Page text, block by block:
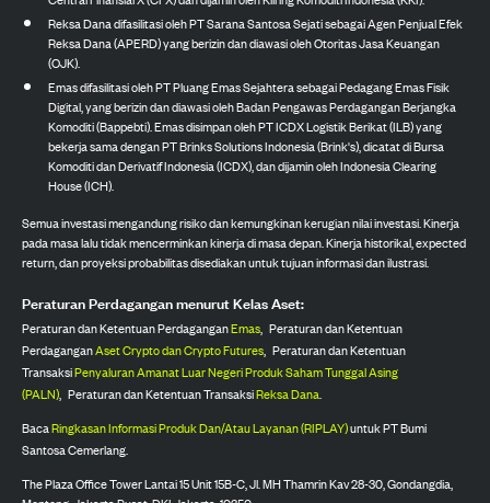
Reksa Dana difasilitasi oleh PT Sarana Santosa Sejati sebagai Agen Penjual Efek
Reksa Dana (APERD) yang berizin dan diawasi oleh Otoritas Jasa Keuangan
(OJK).
Emas difasilitasi oleh PT Pluang Emas Sejahtera sebagai Pedagang Emas Fisik
Digital, yang berizin dan diawasi oleh Badan Pengawas Perdagangan Berjangka
Komoditi (Bappebti). Emas disimpan oleh PT ICDX Logistik Berikat (ILB) yang
bekerja sama dengan PT Brinks Solutions Indonesia (Brink's), dicatat di Bursa
Komoditi dan Derivatif Indonesia (ICDX), dan dijamin oleh Indonesia Clearing
House (ICH).
Semua investasi mengandung risiko dan kemungkinan kerugian nilai investasi. Kinerja
pada masa lalu tidak mencerminkan kinerja di masa depan. Kinerja historikal, expected
return, dan proyeksi probabilitas disediakan untuk tujuan informasi dan ilustrasi.
Peraturan Perdagangan menurut Kelas Aset:
Peraturan dan Ketentuan PerdaganganEmas, Peraturan dan Ketentuan
PerdaganganAset Crypto dan Crypto Futures, Peraturan dan Ketentuan
TransaksiPenyaluran Amanat Luar Negeri Produk Saham Tunggal Asing
(PALN), Peraturan dan Ketentuan TransaksiReksa Dana.
BacaRingkasan Informasi Produk Dan/Atau Layanan (RIPLAY)untuk PT Bumi
Santosa Cemerlang.
The Plaza Office Tower Lantai 15 Unit 15B-C, Jl. MH Thamrin Kav 28-30, Gondangdia,